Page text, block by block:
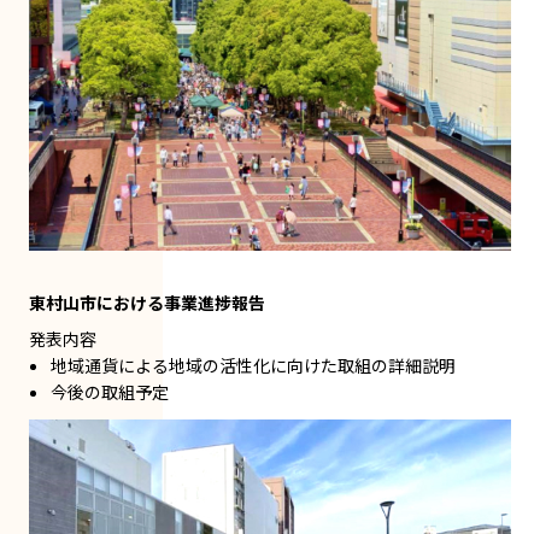
東村山市における事業進捗報告
発表内容
地域通貨による地域の活性化に向けた取組の詳細説明
今後の取組予定